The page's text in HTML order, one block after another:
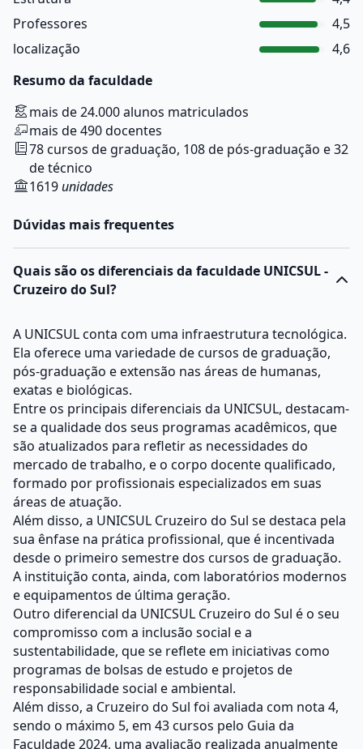
Professores
4,5
localização
4,6
Resumo da faculdade
mais de 24.000 alunos matriculados
mais de 490 docentes
78 cursos de graduação, 108 de pós-graduação e 32
de técnico
1619unidades
Dúvidas mais frequentes
Quais são os diferenciais da faculdade UNICSUL -
Cruzeiro do Sul?
A UNICSUL conta com uma infraestrutura tecnológica.
Ela oferece uma variedade de cursos de graduação,
pós-graduação e extensão nas áreas de humanas,
exatas e biológicas.
Entre os principais diferenciais da UNICSUL, destacam-
se a qualidade dos seus programas acadêmicos, que
são atualizados para refletir as necessidades do
mercado de trabalho, e o corpo docente qualificado,
formado por profissionais especializados em suas
áreas de atuação.
Além disso, a UNICSUL Cruzeiro do Sul se destaca pela
sua ênfase na prática profissional, que é incentivada
desde o primeiro semestre dos cursos de graduação.
A instituição conta, ainda, com laboratórios modernos
e equipamentos de última geração.
Outro diferencial da UNICSUL Cruzeiro do Sul é o seu
compromisso com a inclusão social e a
sustentabilidade, que se reflete em iniciativas como
programas de bolsas de estudo e projetos de
responsabilidade social e ambiental.
Além disso, a Cruzeiro do Sul foi avaliada com nota 4,
sendo o máximo 5, em 43 cursos pelo Guia da
Faculdade 2024, uma avaliação realizada anualmente